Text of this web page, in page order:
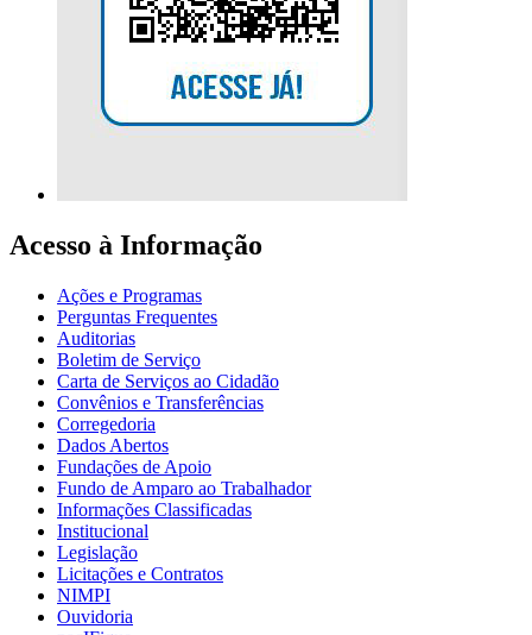
Acesso à Informação
Ações e Programas
Perguntas Frequentes
Auditorias
Boletim de Serviço
Carta de Serviços ao Cidadão
Convênios e Transferências
Corregedoria
Dados Abertos
Fundações de Apoio
Fundo de Amparo ao Trabalhador
Informações Classificadas
Institucional
Legislação
Licitações e Contratos
NIMPI
Ouvidoria